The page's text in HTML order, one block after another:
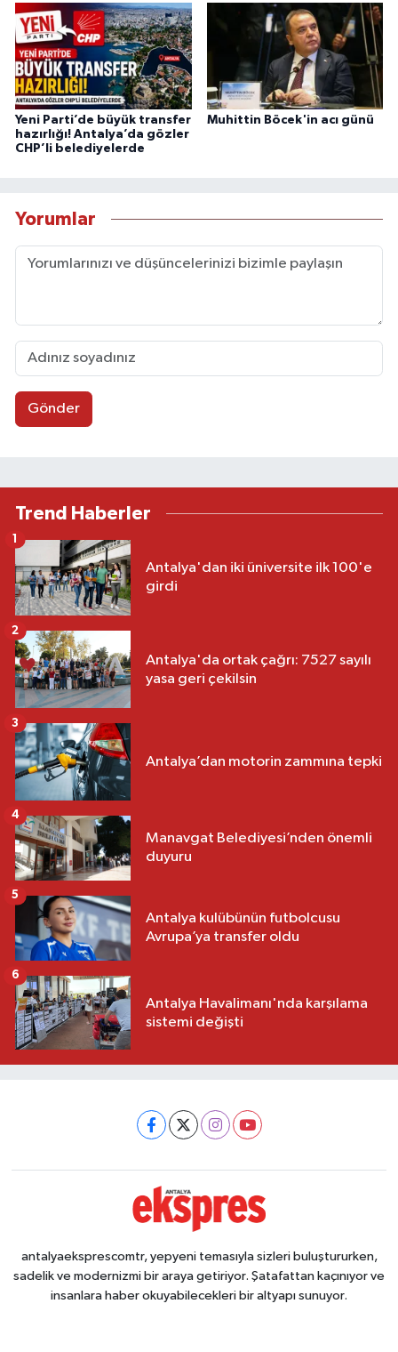
Yeni Parti’de büyük transfer
hazırlığı! Antalya’da gözler
CHP’li belediyelerde
Muhittin Böcek'in acı günü
Yorumlar
Gönder
Trend Haberler
Antalya'dan iki üniversite ilk 100'e
girdi
1
Antalya'da ortak çağrı: 7527 sayılı
yasa geri çekilsin
2
Antalya’dan motorin zammına tepki
3
Manavgat Belediyesi’nden önemli
duyuru
4
Antalya kulübünün futbolcusu
Avrupa’ya transfer oldu
5
Antalya Havalimanı'nda karşılama
sistemi değişti
6
antalyaeksprescomtr, yepyeni temasıyla sizleri buluştururken,
sadelik ve modernizmi bir araya getiriyor. Şatafattan kaçınıyor ve
insanlara haber okuyabilecekleri bir altyapı sunuyor.